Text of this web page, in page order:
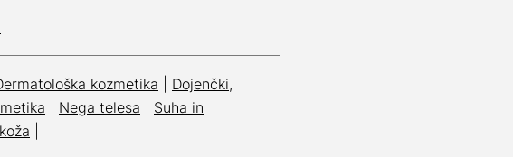
kozmetika
Dojenčki,
Nega telesa
Suha in